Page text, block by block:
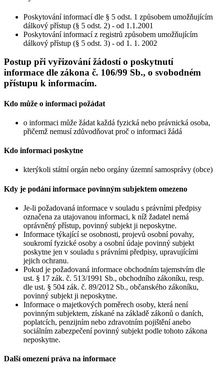
Poskytování informací dle § 5 odst. 1 způsobem umožňujícím
dálkový přístup (§ 5 odst. 2) - od 1.1.2001
Poskytování informací z registrů způsobem umožňujícím
dálkový přístup (§ 5 odst. 3) - od 1. 1. 2002
Postup při vyřizování žádostí o poskytnutí
informace dle zákona č. 106/99 Sb., o svobodném
přístupu k informacím.
Kdo může o informaci požádat
o informaci může žádat každá fyzická nebo právnická osoba,
přičemž nemusí zdůvodňovat proč o informaci žádá
Kdo informaci poskytne
kterýkoli státní orgán nebo orgány územní samosprávy (obce)
Kdy je podání informace povinným subjektem omezeno
Je-li požadovaná informace v souladu s právními předpisy
označena za utajovanou informaci, k níž žadatel nemá
oprávněný přístup, povinný subjekt ji neposkytne.
Informace týkající se osobnosti, projevů osobní povahy,
soukromí fyzické osoby a osobní údaje povinný subjekt
poskytne jen v souladu s právními předpisy, upravujícími
jejich ochranu.
Pokud je požadovaná informace obchodním tajemstvím dle
ust. § 17 zák. č. 513/1991 Sb., obchodního zákoníku, resp.
dle ust. § 504 zák. č. 89/2012 Sb., občanského zákoníku,
povinný subjekt ji neposkytne.
Informace o majetkových poměrech osoby, která není
povinným subjektem, získané na základě zákonů o daních,
poplatcích, penzijním nebo zdravotním pojištění anebo
sociálním zabezpečení povinný subjekt podle tohoto zákona
neposkytne.
Další omezení práva na informace